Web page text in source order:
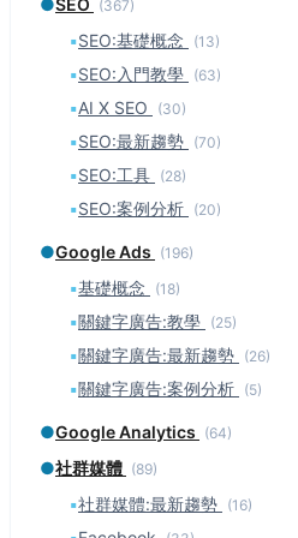
(367)
▪SEO:基礎概念 (13)
▪SEO:入門教學 (63)
▪AI X SEO (30)
▪SEO:最新趨勢 (70)
▪SEO:工具 (28)
▪SEO:案例分析 (20)
●Google Ads (196)
▪基礎概念 (18)
▪關鍵字廣告:教學 (25)
▪關鍵字廣告:最新趨勢 (26)
▪關鍵字廣告:案例分析 (5)
●Google Analytics (64)
●社群媒體 (89)
▪社群媒體:最新趨勢 (16)